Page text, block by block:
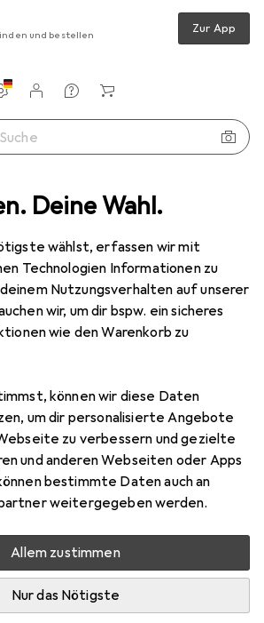
Deine Wahl.
wählst, erfassen wir mit
Technologien Informationen zu
Nutzungsverhalten auf unserer
wir, um dir bspw. ein sicheres
wie den Warenkorb zu
können wir diese Daten
um dir personalisierte Angebote
zu verbessern und gezielte
und anderen Webseiten oder Apps
bestimmte Daten auch an
weitergegeben werden.
Allem zustimmen
Nur das Nötigste
und bestellen Zur App
MINT SV 18945 Panik E
6 Bilder
MINT
E
Marke
Mehr von Glutz
an Lager beim Lieferanten
für genaue Lieferzeit